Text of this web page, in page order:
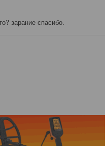
зарание спасибо.